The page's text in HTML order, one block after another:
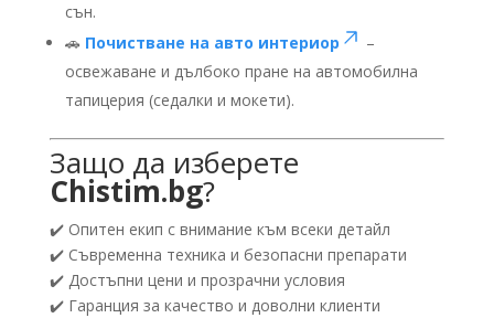
сън.
🚗 Почистване на авто интериор
–
освежаване и дълбоко пране на автомобилна
тапицерия (седалки и мокети).
Защо да изберете
Chistim.bg?
✔️ Опитен екип с внимание към всеки детайл
✔️ Съвременна техника и безопасни препарати
✔️ Достъпни цени и прозрачни условия
✔️ Гаранция за качество и доволни клиенти